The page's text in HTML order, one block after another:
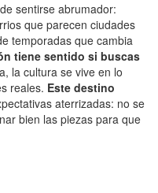
sentirse abrumador:
que parecen ciudades
temporadas que cambia
tiene sentido si buscas
la cultura se vive en lo
reales. Este destino
aterrizadas: no se
bien las piezas para que